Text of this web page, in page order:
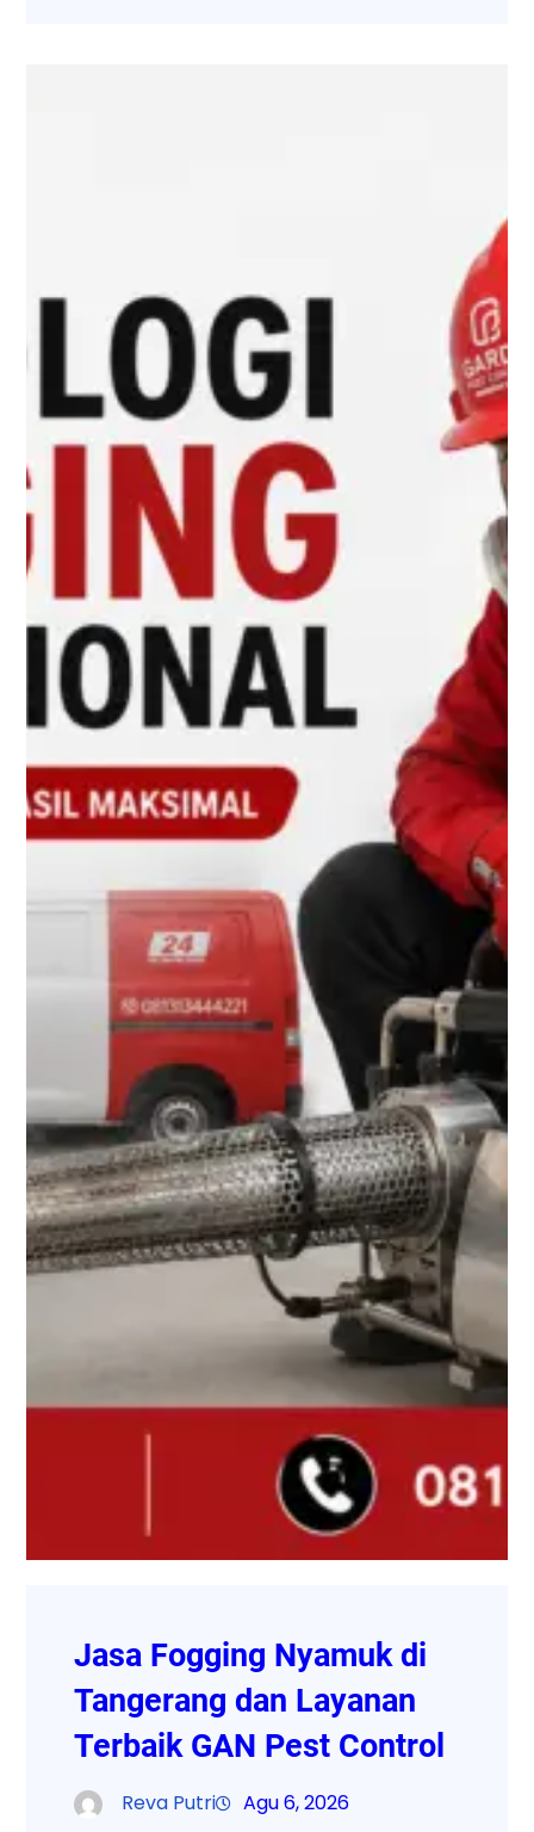
Jasa Fogging Nyamuk di
Tangerang dan Layanan
Terbaik GAN Pest Control
Reva Putri Agu 6, 2026